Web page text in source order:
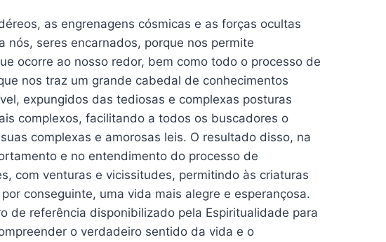
as engrenagens cósmicas e as forças ocultas
nós, seres encarnados, porque nos permite
ocorre ao nosso redor, bem como todo o processo de
nos traz um grande cabedal de conhecimentos
expungidos das tediosas e complexas posturas
complexos, facilitando a todos os buscadores o
complexas e amorosas leis. O resultado disso, na
e no entendimento do processo de
com venturas e vicissitudes, permitindo às criaturas
conseguinte, uma vida mais alegre e esperançosa.
de referência disponibilizado pela Espiritualidade para
o verdadeiro sentido da vida e o